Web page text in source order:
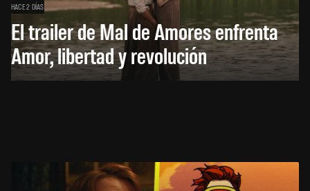
HACE 2 DÍAS
El trailer de Mal de Amores enfrenta
Amor, libertad y revolución